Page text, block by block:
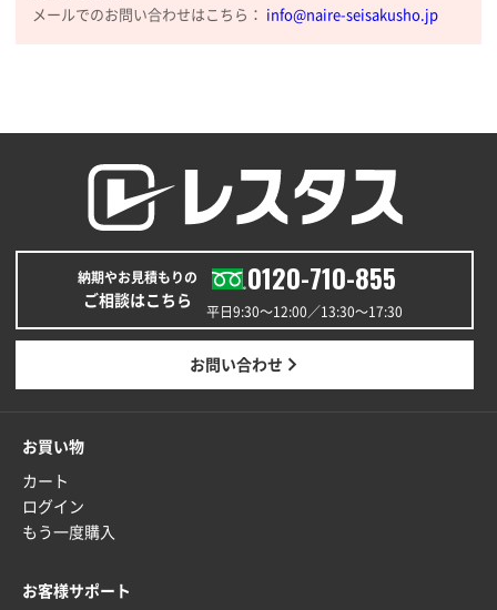
2025年12月25日 13:33
以前の注文も含め価格と品質
青森県K社様
ワンポイントポリ袋 A4サイズ1000枚
2025年12月24日 13:22
安い
ワンポイント箔押し紙袋 M横サイズ(A4対応)100
2025年12月22日 03:31
神奈川県S社様
2025年12月16日 10:39
メールでのお問い合わせはこちら： info@naire-seisakusho.jp
納期やお見積もりの
ご相談はこちら
0120-710-855
平日9:30〜12:00／13:30〜17:30
お問い合わせ
お買い物
カート
ログイン
もう一度購入
お客様サポート